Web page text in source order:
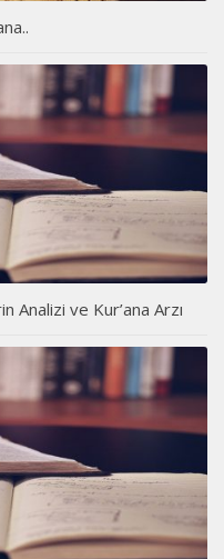
Analizi ve Kur’ana Arzı